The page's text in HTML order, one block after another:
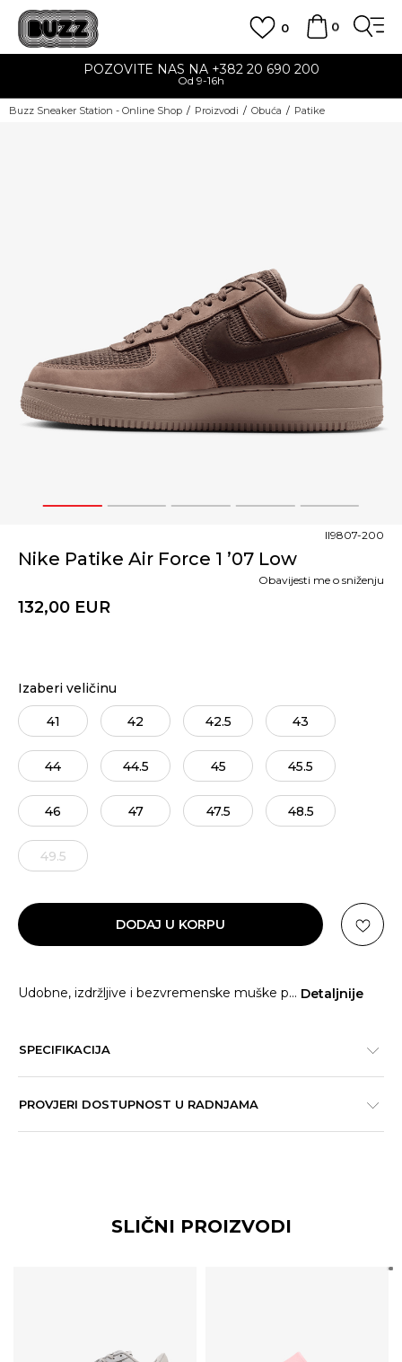
0
0
POZOVITE NAS NA +382 20 690 200
Od 9-16h
Buzz Sneaker Station - Online Shop Proizvodi Obuća Patike
1 2 3 4 5
Nike Patike Air Force 1 ’07 Low
II9807-200
132,00 EUR
Obavijesti me o sniženju
Izaberi veličinu
41 42 42.5 43
44 44.5 45 45.5
46 47 47.5 48.5
49.5
DODAJ U KORPU
Udobne, izdržljive i bezvremenske muške p... Detaljnije
SPECIFIKACIJA
PROVJERI DOSTUPNOST U RADNJAMA
SLIČNI PROIZVODI